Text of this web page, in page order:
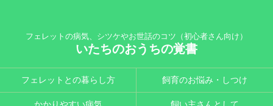
フェレットの病気、シツケやお世話のコツ（初心者さん向け）
いたちのおうちの覚書
フェレットとの暮らし方 飼育のお悩み・しつけ
かかりやすい病気 飼い主さんとして